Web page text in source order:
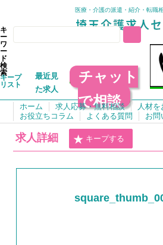
医療・介護の派遣・紹介・転職
キ
ー
ワ
ー
ド
検
索
キープ
リスト
最近見
た求人
チャット
で相談
ホーム 求人応募・無料相談
人材
お役立ちコラム
よくある質問 お問
求人詳細 キープする